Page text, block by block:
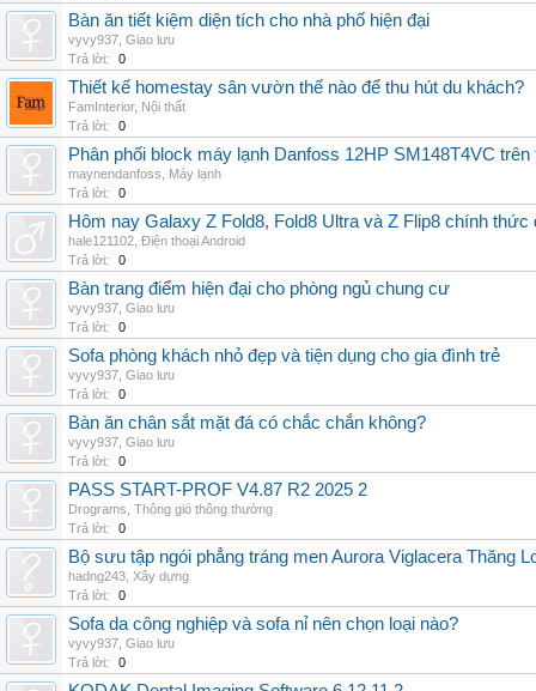
Bàn ăn tiết kiệm diện tích cho nhà phố hiện đại
vyvy937 Giao lưu
Trả lời:
0
Thiết kế homestay sân vườn thế nào để thu hút du khách?
FamInterior, Nội thất
Trả lời:
0
Phân phối block máy lạnh Danfoss 12HP SM148T4VC
maynendanfoss
Máy lạnh
Trả lời:
0
Hôm nay Galaxy Z Fold8, Fold8 Ultra và Z Flip8 chính
hale121102 Điện thoại Android
Trả lời:
0
Bàn trang điểm hiện đại cho phòng ngủ chung cư
vyvy937 Giao lưu
Trả lời:
0
Sofa phòng khách nhỏ đẹp và tiện dụng cho gia đình trẻ
vyvy937 Giao lưu
Trả lời:
0
Bàn ăn chân sắt mặt đá có chắc chắn không?
vyvy937 Giao lưu
Trả lời:
0
PASS START-PROF V4.87 R2 2025 2
Drograms Thông gió thông thường
Trả lời:
0
Bộ sưu tập ngói phẳng tráng men Aurora Viglacera Thăng
hadng243 Xây dựng
Trả lời:
0
Sofa da công nghiệp và sofa nỉ nên chọn loại nào?
vyvy937 Giao lưu
Trả lời:
0